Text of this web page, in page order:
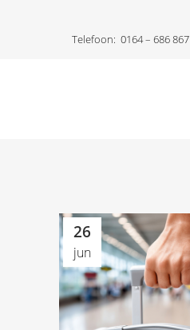
Telefoon: 0164 – 686 867
26
jun